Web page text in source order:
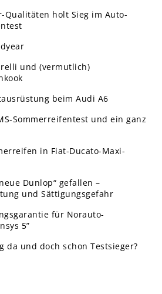
Qualitäten holt Sieg im Auto-
und (vermutlich)
beim Audi A6
Sommerreifentest und ein ganz
in Fiat-Ducato-Maxi-
Dunlop“ gefallen –
und Sättigungsgefahr
für Norauto-
5”
da und doch schon Testsieger?